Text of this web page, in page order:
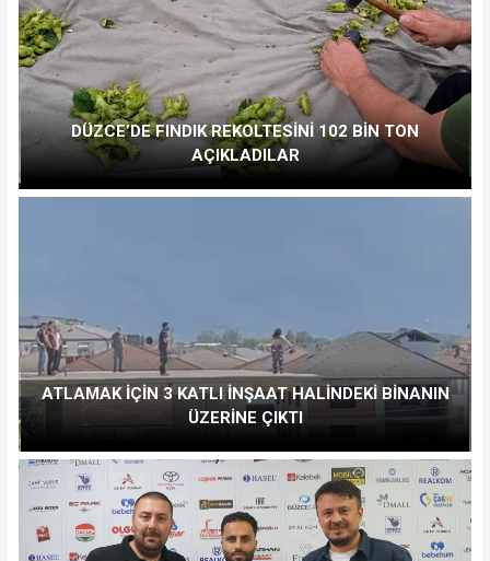
DÜZCE’DE FINDIK REKOLTESİNİ 102 BİN TON
AÇIKLADILAR
ATLAMAK İÇİN 3 KATLI İNŞAAT HALİNDEKİ BİNANIN
ÜZERİNE ÇIKTI